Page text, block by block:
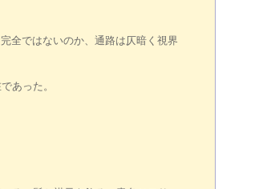
全ではないのか、通路は仄暗く視界
あった。